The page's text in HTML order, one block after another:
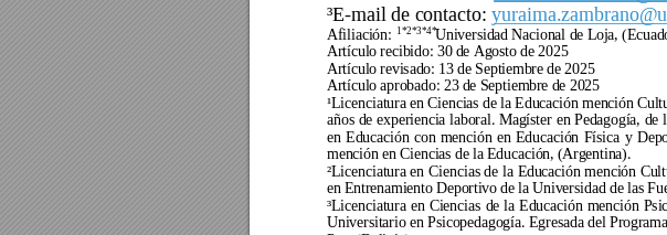
³E-mail de contacto:
Afiliación: 1*2*3*4*Universidad Nacional de Loja,
Artículo recibido: 30 de Agosto de 2025
Artículo revisado: 13 de Septiembre de 2025
Artículo aprobado: 23 de Septiembre de 2025
¹Licenciatura en Ciencias de la Educación mención
años de experiencia laboral. Magíster en Pedagogía, de
en Educación con mención en Educación Física y
mención en Ciencias de la Educación, (Argentina).
²Licenciatura en Ciencias de la Educación mención
en Entrenamiento Deportivo de la Universidad de las
³Licenciatura en Ciencias de la Educación mención
Universitario en Psicopedagogía. Egresada del Programa